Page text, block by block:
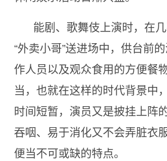
能剧、歌舞伎上演时，在
“外卖小哥”送进场中，供台前
作人员以及观众食用的方便
当，也就在这样的时代背景中
时间短暂，演员又是披挂上阵
吞咽、易于消化又不会弄脏衣
便当不可或缺的特点。